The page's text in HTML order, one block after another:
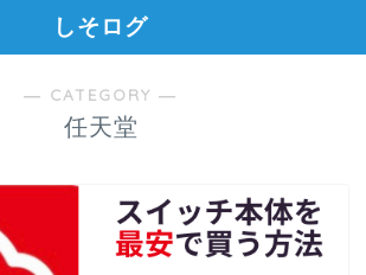
しそログ
― CATEGORY ―
任天堂